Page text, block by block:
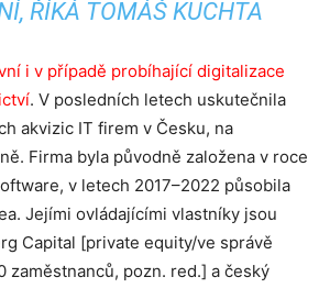
ŘÍKÁ TOMÁŠ KUCHTA
i v případě probíhající digitalizace
. V posledních letech uskutečnila
akvizic IT firem v Česku, na
Firma byla původně založena v roce
v letech 2017–2022 působila
Jejími ovládajícími vlastníky jsou
Capital [private equity/ve správě
zaměstnanců, pozn. red.] a český